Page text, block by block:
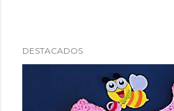
DESTACADOS